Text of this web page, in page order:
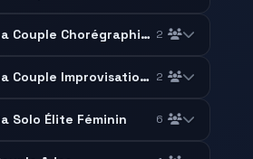
Kizomba Couple Chorégraphie Élite 2
Kizomba Couple Improvisation Trad/semba 2
Solo Élite Féminin 6